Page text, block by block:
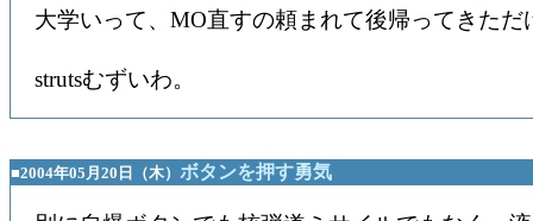
大学いって、MO直すの頼まれて後帰ってきただ
strutsむずいわ。
■2004年05月20日（木） ボタンを押す勇気